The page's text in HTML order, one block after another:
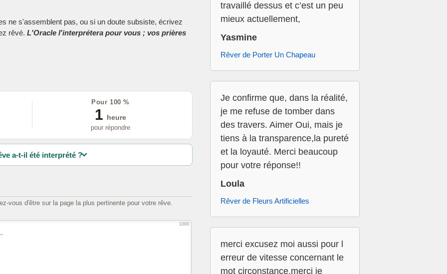
ne s'assemblent pas, ou si un doute subsiste, écrivez
rêvé. L'Oracle l'interprétera pour vous ; vos prières
Pour 100 %
1
heure
pour répondre
a-t-il été interprété ?
vous d'être sur la page la plus pertinente pour votre rêve.
1000
travaillé dessus et c’est un peu
mieux actuellement,
Yasmine
Rêver de Porter Un Chapeau
Je confirme que, dans la réalité,
je me refuse de tomber dans
des travers. Aimer Oui, mais je
tiens à la transparence,la pureté
et la loyauté. Merci beaucoup
pour votre réponse!!
Loula
Rêver de Fleurs Artificielles
merci excusez moi aussi pour l
erreur de vitesse concernant le
mot circonstance.merci je